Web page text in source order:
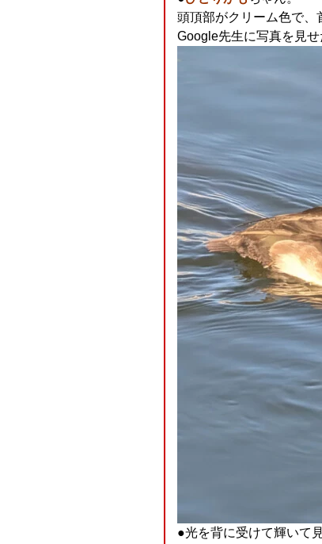
頭頂部がクリーム色で、
Google先生に写真を見
●光を背に受けて輝いて見